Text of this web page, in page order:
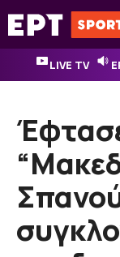
Μετάβαση
σε
περιεχόμενο
LIVE TV